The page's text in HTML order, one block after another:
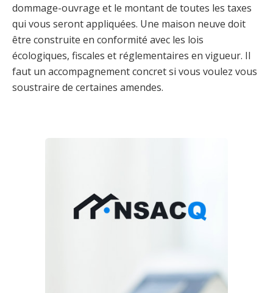
dommage-ouvrage et le montant de toutes les taxes
qui vous seront appliquées. Une maison neuve doit
être construite en conformité avec les lois
écologiques, fiscales et réglementaires en vigueur. Il
faut un accompagnement concret si vous voulez vous
soustraire de certaines amendes.